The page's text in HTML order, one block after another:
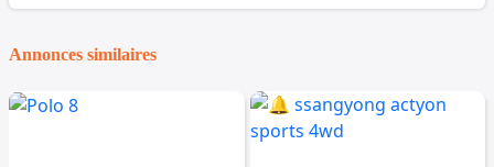
Annonces similaires